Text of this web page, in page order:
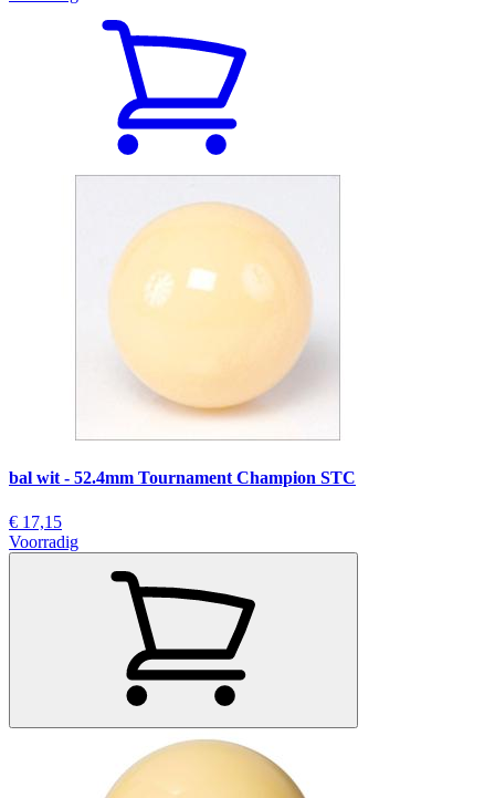
bal wit - 52.4mm Tournament Champion STC
€ 17,15
Voorradig